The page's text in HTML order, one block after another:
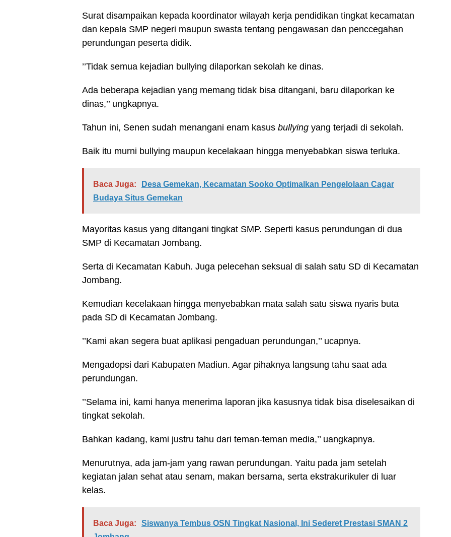
Surat disampaikan kepada koordinator wilayah kerja pendidikan tingkat kecamatan
dan kepala SMP negeri maupun swasta tentang pengawasan dan penccegahan
perundungan peserta didik.
’’Tidak semua kejadian bullying dilaporkan sekolah ke dinas.
Ada beberapa kejadian yang memang tidak bisa ditangani, baru dilaporkan ke
dinas,’’ ungkapnya.
Tahun ini, Senen sudah menangani enam kasus bullying yang terjadi di sekolah.
Baik itu murni bullying maupun kecelakaan hingga menyebabkan siswa terluka.
Baca Juga:
Desa Gemekan, Kecamatan Sooko Optimalkan Pengelolaan Cagar
Budaya Situs Gemekan
Mayoritas kasus yang ditangani tingkat SMP. Seperti kasus perundungan di dua
SMP di Kecamatan Jombang.
Serta di Kecamatan Kabuh. Juga pelecehan seksual di salah satu SD di Kecamatan
Jombang.
Kemudian kecelakaan hingga menyebabkan mata salah satu siswa nyaris buta
pada SD di Kecamatan Jombang.
’’Kami akan segera buat aplikasi pengaduan perundungan,’’ ucapnya.
Mengadopsi dari Kabupaten Madiun. Agar pihaknya langsung tahu saat ada
perundungan.
’’Selama ini, kami hanya menerima laporan jika kasusnya tidak bisa diselesaikan di
tingkat sekolah.
Bahkan kadang, kami justru tahu dari teman-teman media,’’ uangkapnya.
Menurutnya, ada jam-jam yang rawan perundungan. Yaitu pada jam setelah
kegiatan jalan sehat atau senam, makan bersama, serta ekstrakurikuler di luar
kelas.
Baca Juga:
Siswanya Tembus OSN Tingkat Nasional, Ini Sederet Prestasi SMAN 2